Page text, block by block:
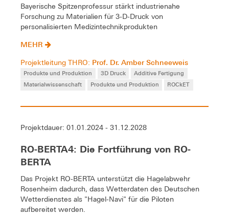
Bayerische Spitzenprofessur stärkt industrienahe
Forschung zu Materialien für 3-D-Druck von
personalisierten Medizintechnikprodukten
MEHR
Projektleitung THRO: Prof. Dr. Amber Schneeweis
Produkte und Produktion 3D Druck
Additive Fertigung
Materialwissenschaft
Produkte und Produktion ROCkET
Projektdauer: 01.01.2024 - 31.12.2028
RO-BERTA4: Die Fortführung von RO-
BERTA
Das Projekt RO-BERTA unterstützt die Hagelabwehr
Rosenheim dadurch, dass Wetterdaten des Deutschen
Wetterdienstes als "Hagel-Navi" für die Piloten
aufbereitet werden.